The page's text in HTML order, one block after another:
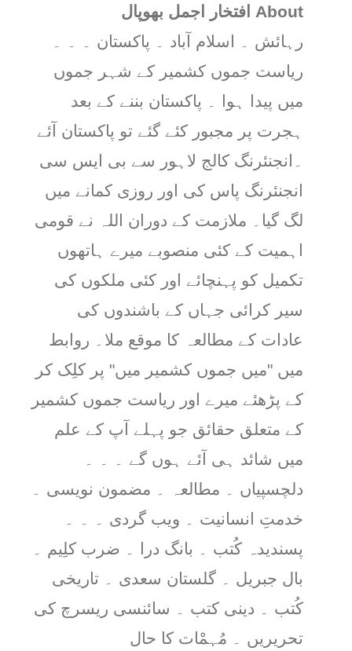
About افتخار اجمل بھوپال
رہائش ۔ اسلام آباد ۔ پاکستان ۔ ۔ ۔
ریاست جموں کشمیر کے شہر جموں
میں پیدا ہوا ۔ پاکستان بننے کے بعد
ہجرت پر مجبور کئے گئے تو پاکستان آئے
۔انجنئرنگ کالج لاہور سے بی ایس سی
انجنئرنگ پاس کی اور روزی کمانے میں
لگ گیا۔ ملازمت کے دوران اللہ نے قومی
اہمیت کے کئی منصوبے میرے ہاتھوں
تکمیل کو پہنچائے اور کئی ملکوں کی
سیر کرائی جہاں کے باشندوں کی
عادات کے مطالعہ کا موقع ملا۔ روابط
میں "میں جموں کشمیر میں" پر کلِک کر
کے پڑھئے میرے اور ریاست جموں کشمیر
کے متعلق حقائق جو پہلے آپ کے علم
میں شائد ہی آئے ہوں گے ۔ ۔ ۔
دلچسپیاں ۔ مطالعہ ۔ مضمون نویسی ۔
خدمتِ انسانیت ۔ ویب گردی ۔ ۔ ۔
پسندیدہ کُتب ۔ بانگ درا ۔ ضرب کلِیم ۔
بال جبریل ۔ گلستان سعدی ۔ تاریخی
کُتب ۔ دینی کتب ۔ سائنسی ریسرچ کی
تحریریں ۔ مُہمْات کا حال